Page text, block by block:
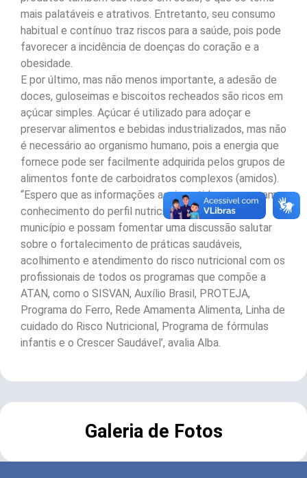
mais palatáveis e atrativos. Entretanto, seu consumo
habitual e contínuo traz riscos para a saúde, pois pode
favorecer a incidência de doenças do coração e a
obesidade.
E por último, mas não menos importante, a adesão de
doces, guloseimas e biscoitos recheados são ricos em
açúcar simples. Açúcar é utilizado para adoçar e
preservar alimentos e bebidas industrializados, mas não
é necessário ao organismo humano, pois a energia que
fornece pode ser facilmente adquirida pelos grupos de
alimentos fonte de carboidratos complexos (amidos).
“Espero que as informações aqui contidas, promovam o
conhecimento do perfil nutricional e alimentar do
município e possam fomentar uma discussão salutar
sobre o fortalecimento de práticas saudáveis,
acolhimento e atendimento do risco nutricional com os
profissionais de todos os programas que compõe a
ATAN, como o SISVAN, Auxílio Brasil, PROTEJA,
Programa do Ferro, Rede Amamenta Alimenta, Linha de
cuidado do Risco Nutricional, Programa de fórmulas
infantis e o Crescer Saudável’, avalia Alba.
Galeria de Fotos